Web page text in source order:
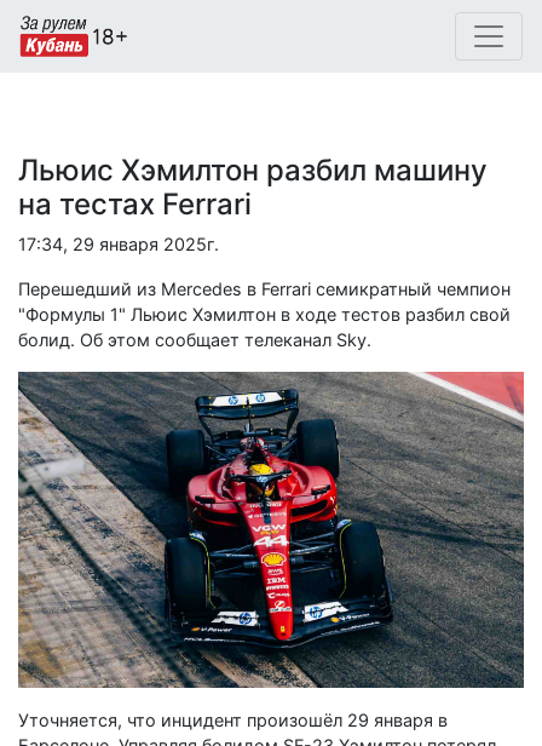
Льюис Хэмилтон разбил машину
на тестах Ferrari
17:34, 29 января 2025г.
Перешедший из Mercedes в Ferrari семикратный чемпион
"Формулы 1" Льюис Хэмилтон в ходе тестов разбил свой
болид. Об этом сообщает телеканал Sky.
Уточняется, что инцидент произошёл 29 января в